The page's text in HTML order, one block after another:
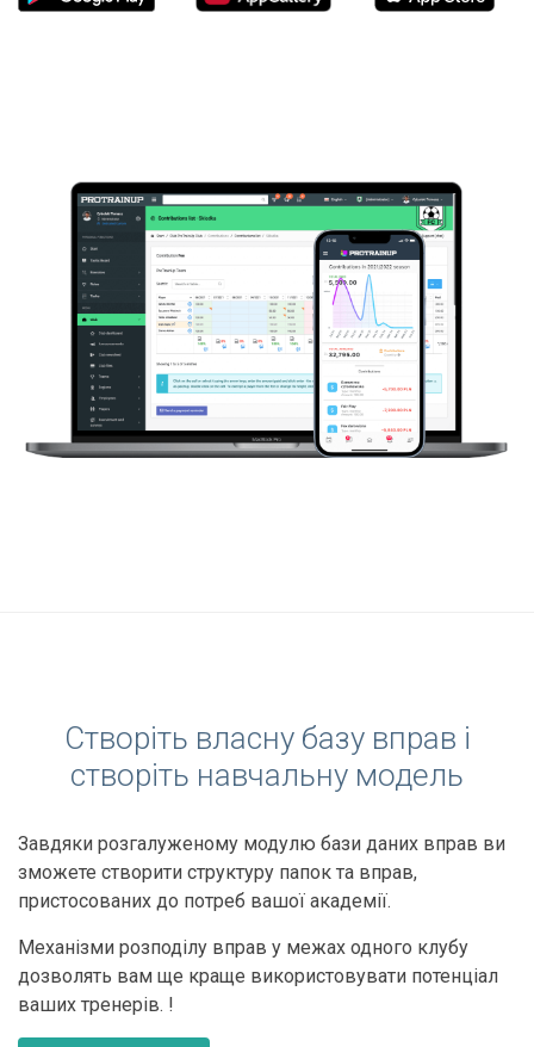
Створіть власну базу вправ і
створіть навчальну модель
Завдяки розгалуженому модулю бази даних вправ ви
зможете створити структуру папок та вправ,
пристосованих до потреб вашої академії.
Механізми розподілу вправ у межах одного клубу
дозволять вам ще краще використовувати потенціал
ваших тренерів. !